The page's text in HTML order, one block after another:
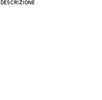
DESCRIZIONE